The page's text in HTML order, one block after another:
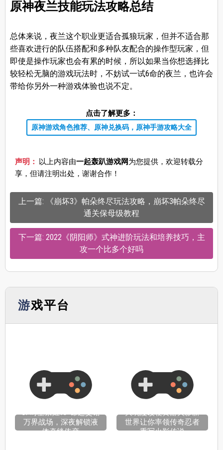
原神夜兰技能玩法攻略总结
总体来说，夜兰这个职业更适合孤狼玩家，但并不适合那
些喜欢进行的队伍搭配和多种队友配合的操作型玩家，但
即使是操作玩家也会有累的时候，所以如果当你想选择比
较轻松无脑的游戏玩法时，不妨试一试6命的夜兰，也许会
带给你另外一种游戏体验也说不定。
点击了解更多：
原神游戏角色推荐、原神兑换码，原神手游攻略大全
声明： 以上内容由一起轰趴游戏网为您提供，欢迎转载分
享，但请注明出处，谢谢合作！
上一篇: 《崩坏3》帕朵终尽玩法攻略，崩坏3帕朵终尽
通关保母级教程
下一篇: 2022《阴阳师》式神进阶玩法和培养技巧，主
攻一个比多个好吗
游戏平台
OP时空禁姬18+命运交错
万界战场，深夜解锁液
体牵绊依恋
大玩漫改梗黄游火影新
世界让你率领传奇忍者
重写火影传说